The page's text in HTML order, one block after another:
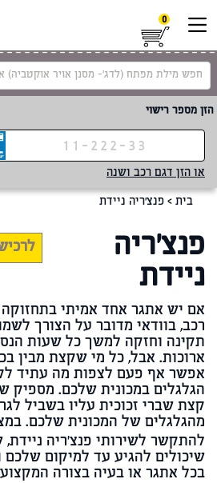
0
הזן מספר רישוי
או הזן דגם רכב ושנה
בית > פנצ'ריה ניידת
פנצ'ריה
ניידת
אם יש אתגר אחד אמיתי
רכב, בוודאי מדובר על הצורך
תקינה וחזקה למשך כל שעות
ארוכות. אבל, כל מי שקצת מבין
אפשר אף פעם לצפות מה עתיד
הגלגלים במכונית שלכם. מספיק
קצת שברי זכוכית עליו בשביל
מהגלגלים של המכונית שלכם.
להתקשר לשירותי פנצ׳ריה
שיכולים להגיע עד למיקום שלכם
בכל אתגר או בעיה בצורה